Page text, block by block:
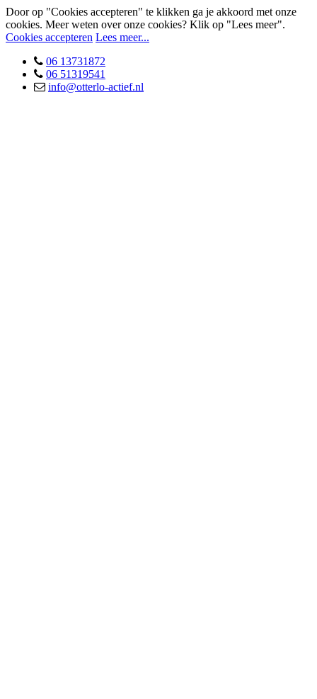
Door op "Cookies accepteren" te klikken ga je akkoord met onze
cookies. Meer weten over onze cookies? Klik op "Lees meer".
Cookies accepteren Lees meer...
06 13731872
06 51319541
info@otterlo-actief.nl